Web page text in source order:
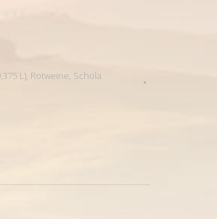
L), Rotweine, Schola